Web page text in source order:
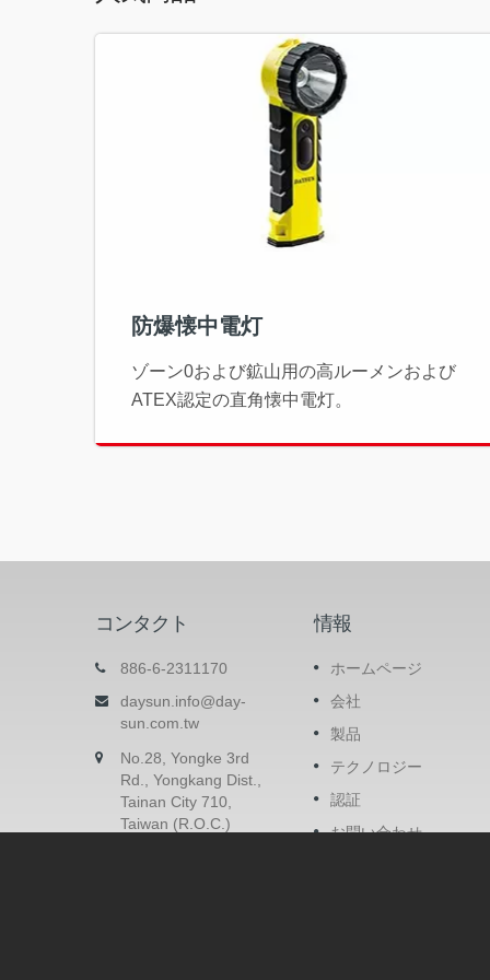
防爆懐中電灯
ゾーン0および鉱山用の高ルーメンおよび
ATEX認定の直角懐中電灯。
コンタクト
886-6-2311170
daysun.info@day-
sun.com.tw
No.28, Yongke 3rd
Rd., Yongkang Dist.,
Tainan City 710,
Taiwan (R.O.C.)
情報
ホームページ
会社
製品
テクノロジー
認証
お問い合わせ
安全眼鏡
このアイテムは交換可能なレンズデザイ
を備えた任意の色にできます。曇り止め
ーティングとミラーコーティングも可能
す。
続きを読みます